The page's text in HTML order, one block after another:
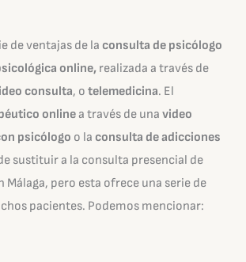
de ventajas de la consulta de psicólogo
online, realizada a través de
consulta, o telemedicina. El
online a través de una video
psicólogo o la consulta de adicciones
sustituir a la consulta presencial de
Málaga, pero esta ofrece una serie de
pacientes. Podemos mencionar: